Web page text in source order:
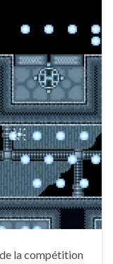
la compétition